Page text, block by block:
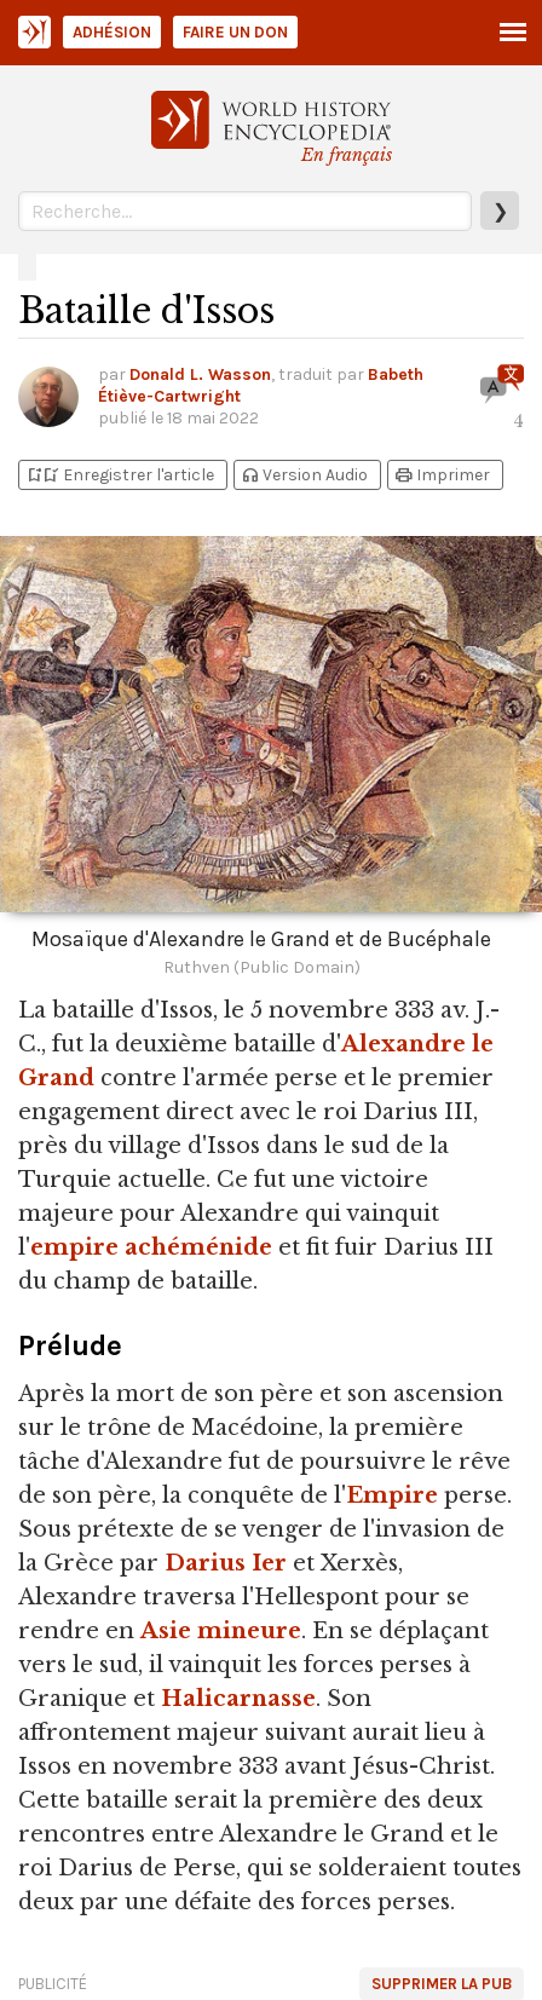
En français
❯
ADHÉSION FAIRE UN DON
Bataille d'Issos
par Donald L. Wasson, traduit par Babeth
Étiève-Cartwright
publié le18 mai 2022 4
bookmark_addbookmark_added Enregistrer l'article headphones Version Audio print Imprimer
Mosaïque d'Alexandre le Grand et de Bucéphale
Ruthven (Public Domain)
La bataille d'Issos, le 5 novembre 333 av. J.-
C., fut la deuxième bataille d'Alexandre le
Grand contre l'armée perse et le premier
engagement direct avec le roi Darius III,
près du village d'Issos dans le sud de la
Turquie actuelle. Ce fut une victoire
majeure pour Alexandre qui vainquit
l'empire achéménide et fit fuir Darius III
du champ de bataille.
Prélude
Après la mort de son père et son ascension
sur le trône de Macédoine, la première
tâche d'Alexandre fut de poursuivre le rêve
de son père, la conquête de l'Empire perse.
Sous prétexte de se venger de l'invasion de
la Grèce par Darius Ier et Xerxès,
Alexandre traversa l'Hellespont pour se
rendre enAsie mineure. En se déplaçant
vers le sud, il vainquit les forces perses à
Granique et Halicarnasse. Son
affrontement majeur suivant aurait lieu à
Issos en novembre 333 avant Jésus-Christ.
Cette bataille serait la première des deux
rencontres entre Alexandre le Grand et le
roi Darius de Perse, qui se solderaient toutes
deux par une défaite des forces perses.
SUPPRIMER LA PUB
PUBLICITÉ